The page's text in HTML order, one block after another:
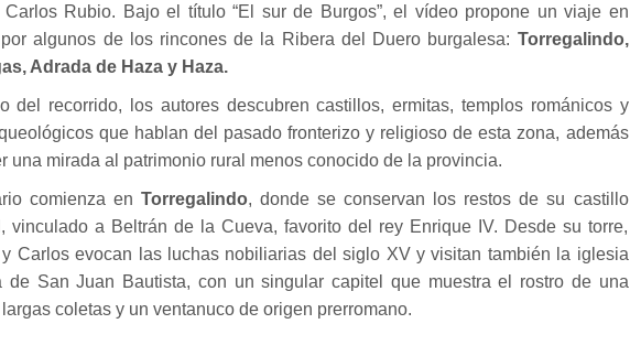
Carlos Rubio. Bajo el título “El sur de Burgos”, el vídeo propone un viaje en
algunos de los rincones de la Ribera del Duero burgalesa: Torregalindo,
Adrada de Haza y Haza.
del recorrido, los autores descubren castillos, ermitas, templos románicos y
que hablan del pasado fronterizo y religioso de esta zona, además
una mirada al patrimonio rural menos conocido de la provincia.
comienza en Torregalindo, donde se conservan los restos de su castillo
vinculado a Beltrán de la Cueva, favorito del rey Enrique IV. Desde su torre,
Carlos evocan las luchas nobiliarias del siglo XV y visitan también la iglesia
de San Juan Bautista, con un singular capitel que muestra el rostro de una
coletas y un ventanuco de origen prerromano.